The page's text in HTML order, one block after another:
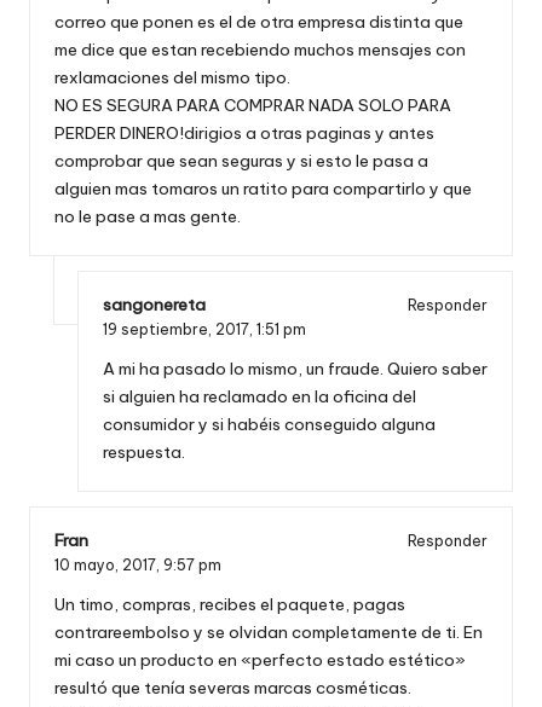
correo que ponen es el de otra empresa distinta que
me dice que estan recebiendo muchos mensajes con
rexlamaciones del mismo tipo.
NO ES SEGURA PARA COMPRAR NADA SOLO PARA
PERDER DINERO!dirigios a otras paginas y antes
comprobar que sean seguras y si esto le pasa a
alguien mas tomaros un ratito para compartirlo y que
no le pase a mas gente.
sangonereta
Responder
19 septiembre, 2017, 1:51 pm
A mi ha pasado lo mismo, un fraude. Quiero saber
si alguien ha reclamado en la oficina del
consumidor y si habéis conseguido alguna
respuesta.
Fran
Responder
10 mayo, 2017, 9:57 pm
Un timo, compras, recibes el paquete, pagas
contrareembolso y se olvidan completamente de ti. En
mi caso un producto en «perfecto estado estético»
resultó que tenía severas marcas cosméticas.